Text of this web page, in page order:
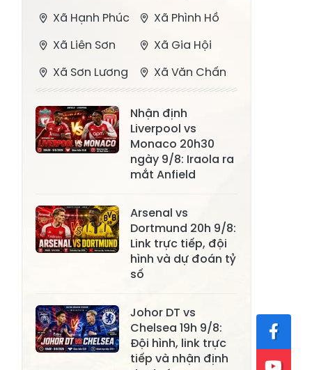
Xã Hạnh Phúc
Xã Phình Hồ
Xã Liên Sơn
Xã Gia Hội
Xã Sơn Lương
Xã Văn Chấn
Bằng La
Xã Chấn Thịnh
Xã Nghĩa Tâm
Xã Phong Dụ
Hạ
Xã Đông
Cuông
Xã Tân Hợp
Xã Mậu A Xã Xuân Ái
Xã Lục Yên
Xã Tân Lĩnh
Xã Khánh Hòa
Xã Phúc Lợi
Nhận định
Liverpool vs
Monaco 20h30
ngày 9/8: Iraola ra
mắt Anfield
Arsenal vs
Dortmund 20h 9/8:
Link trực tiếp, đội
hình và dự đoán tỷ
số
Johor DT vs
Chelsea 19h 9/8:
Đội hình, link trực
tiếp và nhận định